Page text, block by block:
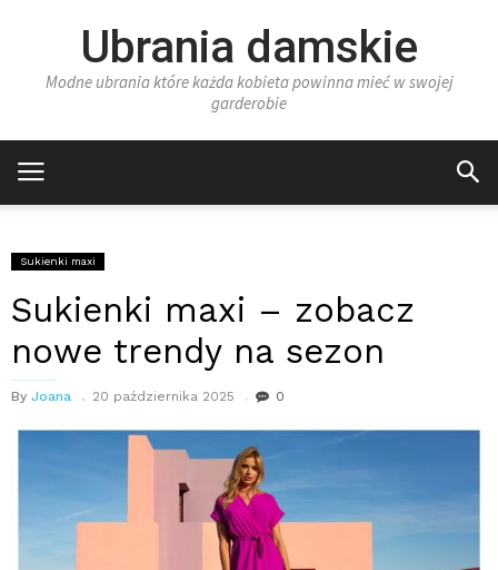
Ubrania damskie
Modne ubrania które każda kobieta powinna mieć w swojej
garderobie
Sukienki maxi
Sukienki maxi – zobacz
nowe trendy na sezon
By Joana 20 października 2025 0